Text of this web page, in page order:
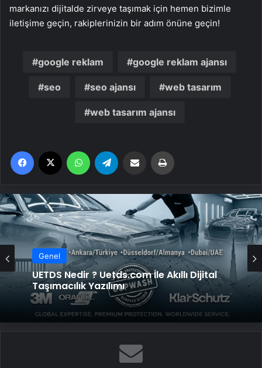
markanızı dijitalde zirveye taşımak için hemen bizimle
iletişime geçin, rakiplerinizin bir adım önüne geçin!
google reklam google reklam ajansı
seo seo ajansı web tasarım
web tasarım ajansı
Facebook WhatsApp Email'den paylaş
Genel
UETDS Nedir ? Uetds.com İle Akıllı Dijital
Taşımacılık Yazılımı
Genel
Ankara koltuk yıkama fiyatları ve